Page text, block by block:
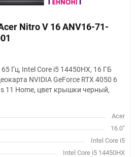
Nitro V 16 ANV16-71-
Гц, Intel Core i5 14450HX, 16 ГБ
NVIDIA GeForce RTX 4050 6
11 Home, цвет крышки черный,
Acer
16.0"
Intel Core i5
Intel Core i5 14450HX